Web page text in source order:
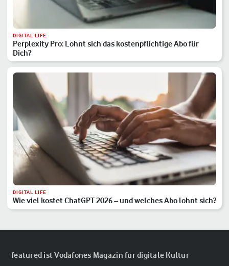
DIGITAL LIFE
Perplexity Pro: Lohnt sich das kostenpflichtige Abo für
Dich?
DIGITAL LIFE
Wie viel kostet ChatGPT 2026 – und welches Abo lohnt sich?
featured ist Vodafones Magazin für digitale Kultur